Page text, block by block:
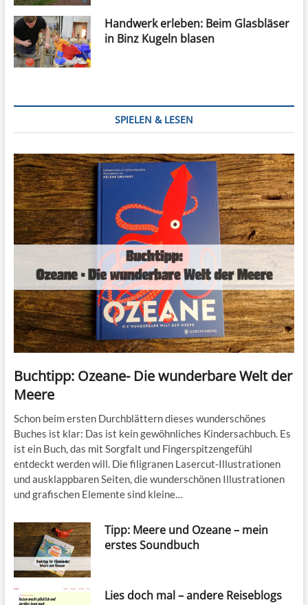
Handwerk erleben: Beim Glasbläser
in Binz Kugeln blasen
SPIELEN & LESEN
Buchtipp: Ozeane- Die wunderbare Welt der
Meere
Schon beim ersten Durchblättern dieses wunderschönes
Buches ist klar: Das ist kein gewöhnliches Kindersachbuch. Es
ist ein Buch, das mit Sorgfalt und Fingerspitzengefühl
entdeckt werden will. Die filigranen Lasercut-Illustrationen
und ausklappbaren Seiten, die wunderschönen Illustrationen
und grafischen Elemente sind kleine…
Tipp: Meere und Ozeane – mein
erstes Soundbuch
Lies doch mal – andere Reiseblogs